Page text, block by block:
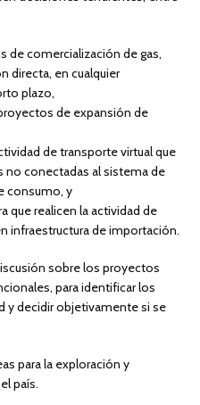
de comercialización de gas,
directa, en cualquier
plazo,
de expansión de
de transporte virtual que
no conectadas al sistema de
consumo, y
que realicen la actividad de
infraestructura de importación.
sobre los proyectos
para identificar los
y decidir objetivamente si se
para la exploración y
país.